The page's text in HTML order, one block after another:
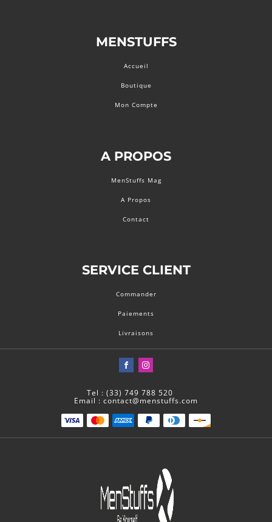
MENSTUFFS
Accueil
Boutique
Mon Compte
A PROPOS
MenStuffs Mag
A Propos
Contact
SERVICE CLIENT
Commander
Paiements
Livraisons
Tel : (33) 749 788 520
Email : contact@menstuffs.com